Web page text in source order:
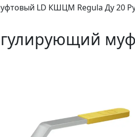
LD КШЦМ Regula Ду 20 Ру